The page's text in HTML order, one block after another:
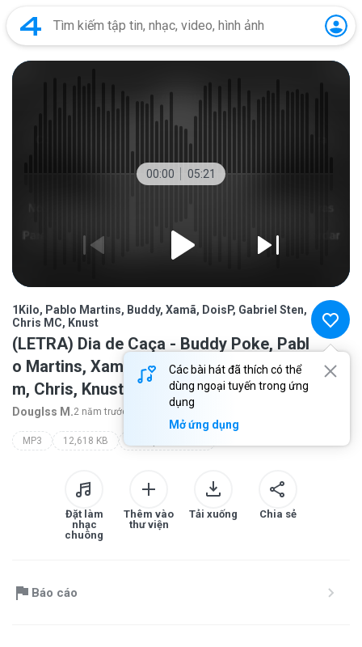
00:00 05:21
Các bài hát đã thích có thể
dùng ngoại tuyến trong ứng
dụng
Mở ứng dụng
1Kilo, Pablo Martins, Buddy, Xamã, DoisP, Gabriel Sten,
Chris MC, Knust
(LETRA) Dia de Caça - Buddy Poke, Pabl
o Martins, Xamã, DoisP, Gabriel CamCa
m, Chris, Knust
Douglss M.2 năm trước
MP3 12,618 KB
Đặt làm
nhạc
chuông
Thêm vào
thư viện
Tải xuống Chia sẻ
Báo cáo